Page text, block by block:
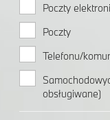
Poczty
Poczty
Telefonu/
obsługiwane)